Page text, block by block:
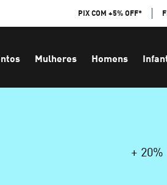
PIX COM +5% OFF*
Mulheres Homens
+